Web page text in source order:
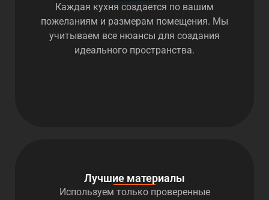
Каждая кухня создается по вашим
пожеланиям и размерам помещения. Мы
учитываем все нюансы для создания
идеального пространства.
Лучшие материалы
Используем только проверенные